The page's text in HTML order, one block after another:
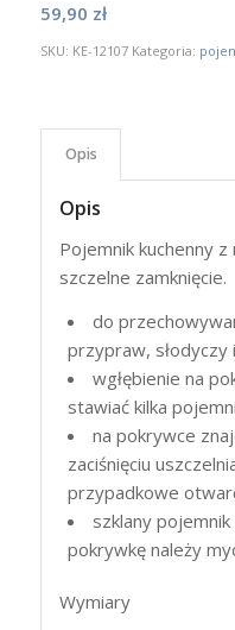
59,90 zł
SKU: KE-12107 Kategoria:
Opis
Opis
Pojemnik kuchenny
szczelne zamknięcie.
do
przypraw, słodyczy
wgłębienie na
stawiać kilka
na pokrywce
zaciśnięciu
przypadkowe
szklany
pokrywkę należy
Wymiary